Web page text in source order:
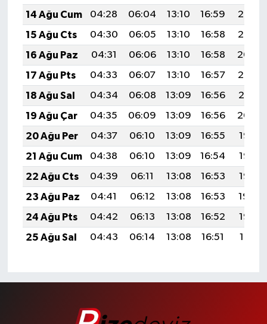
14 Ağu Cum
04:28 06:04 13:10 16:59
20:07
15 Ağu Cts
04:30 06:05 13:10 16:58
20:05
16 Ağu Paz
04:31 06:06 13:10 16:58
20:04
17 Ağu Pts
04:33 06:07 13:10 16:57
20:03
18 Ağu Sal
04:34 06:08 13:09 16:56
20:01
19 Ağu Çar
04:35 06:09 13:09 16:56
20:00
20 Ağu Per
04:37 06:10 13:09 16:55
19:58
21 Ağu Cum
04:38 06:10 13:09 16:54
19:57
22 Ağu Cts
04:39 06:11 13:08 16:53
19:56
23 Ağu Paz
04:41 06:12 13:08 16:53
19:54
24 Ağu Pts
04:42 06:13 13:08 16:52
19:53
25 Ağu Sal
04:43 06:14 13:08 16:51 19:51